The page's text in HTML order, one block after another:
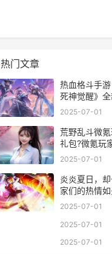
热门文章
热血格斗手
死神觉醒》全
灵术院”今日
新功能震撼
死神集结灵术
技能、佩带斩
霸气称号，
2025-07-01
荒野乱斗微
礼包?微氪玩
购买礼包的时
编来看看荒
家礼包购买
2025-07-01
炎炎夏日，
家们的热情
力打造的古龙
首次大规模测
速蔓延网络，
2025-07-01
2025-07-01
2025-07-01